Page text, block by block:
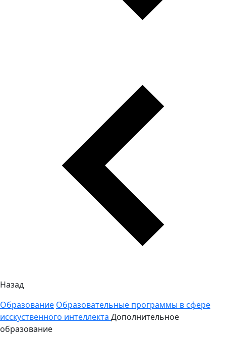
Назад
Образование Образовательные программы в сфере
исскуственного интеллекта Дополнительное
образование